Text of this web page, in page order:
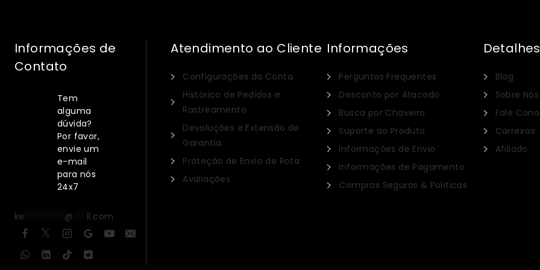
Informações de
Contato
Tem
alguma
dúvida?
Por favor,
envie um
e-mail
para nós
24x7
ke @ il.com
Atendimento ao Cliente
Configurações da Conta
Histórico de Pedidos e
Rastreamento
Devoluções e Extensão de
Garantia
Proteção de Envio de Rota
Avaliações
Informações
Perguntas Frequentes
Desconto por Atacado
Busca por Chaveiro
Suporte ao Produto
Informações de Envio
Informações de Pagamento
Compras Seguras & Políticas
Blog
Sobre Nós
Fale
Carreiras
Afiliado